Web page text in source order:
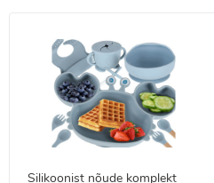
Silikoonist nõude komplekt